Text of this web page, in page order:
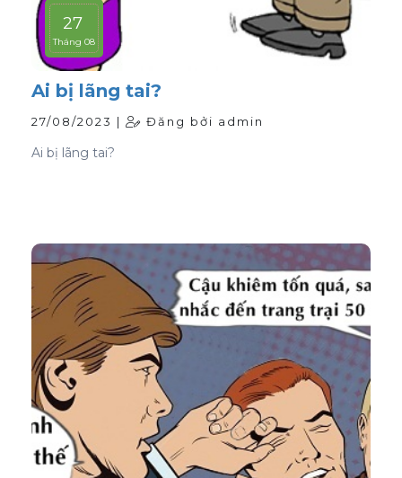
27
Tháng 08
Ai bị lãng tai?
27/08/2023 | Đăng bởi admin
Ai bị lãng tai?